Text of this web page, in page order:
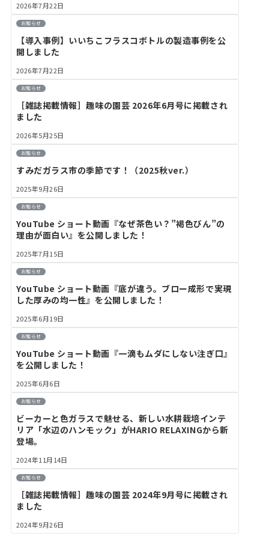
2026年7月22日
お知らせ
【導入事例】いいちこフラスコボトルの製造事例を公
開しました
2026年7月22日
お知らせ
［雑誌掲載情報］趣味の園芸 2026年6月号に掲載され
ました
2026年5月25日
お知らせ
すみだガラス市の季節です！（2025秋ver.）
2025年9月26日
お知らせ
YouTube ショート動画『なぜ茶色い？”褐色びん”の
理由が面白い』を公開しました！
2025年7月15日
お知らせ
YouTube ショート動画『底が違う。ブロー成形で実現
した厚みの均一性』を公開しました！
2025年6月19日
お知らせ
YouTube ショート動画『一滴もムダにしない注ぎ口』
を公開しました！
2025年6月6日
お知らせ
ビーカーと色ガラスで魅せる、新しい水耕栽培インテ
リア「水辺のハンモック」がHARIO RELAXINGから新
登場。
2024年11月14日
お知らせ
［雑誌掲載情報］趣味の園芸 2024年9月号に掲載され
ました
2024年9月26日